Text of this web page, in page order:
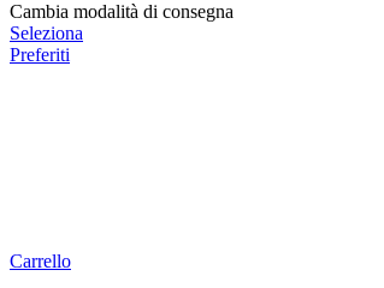
Cambia modalità di consegna
Seleziona
Preferiti
Carrello